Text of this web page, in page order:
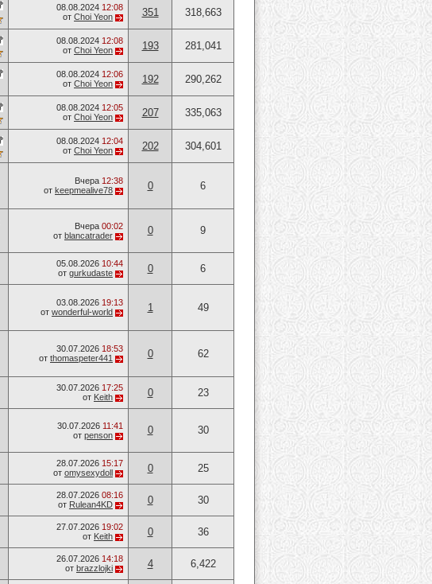
08.08.2024 12:08
от Choi Yeon 351 318,663
08.08.2024 12:08
от Choi Yeon 193 281,041
08.08.2024 12:06
от Choi Yeon 192 290,262
08.08.2024 12:05
от Choi Yeon 207 335,063
08.08.2024 12:04
от Choi Yeon 202 304,601
Вчера 12:38
от keepmealive78 0 6
Вчера 00:02
от blancatrader 0 9
05.08.2026 10:44
от gurkudaste 0 6
03.08.2026 19:13
от wonderful-world 1 49
30.07.2026 18:53
от thomaspeter441 0 62
30.07.2026 17:25
от Keith 0 23
30.07.2026 11:41
от penson 0 30
28.07.2026 15:17
от omysexydoll 0 25
28.07.2026 08:16
от Rulean4KD 0 30
27.07.2026 19:02
от Keith 0 36
26.07.2026 14:18
от brazzlojki 4 6,422